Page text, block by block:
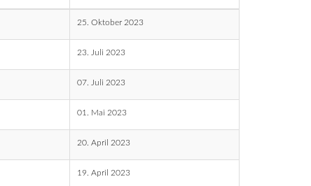
25. Oktober 2023
23. Juli 2023
07. Juli 2023
01. Mai 2023
20. April 2023
19. April 2023